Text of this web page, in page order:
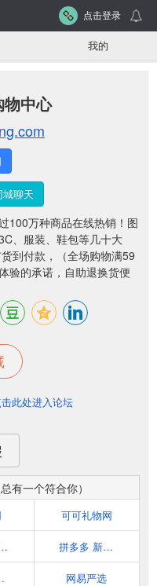
点击登录
我的
中心
城聊天
100万种商品在线热销！图
、服装、鞋包等几十大
到付款，（全场购物满59
验的承诺，自助退换货便
此处进入论坛
有一个符合你）
可可礼物网
二次元周边网站 拼多多 新电商开创者
购 网易严选